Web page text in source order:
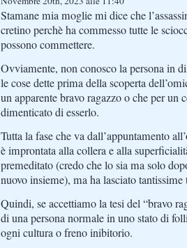
Stamane mia moglie mi dice che
cretino perchè ha commesso tutte le
possono commettere.
Ovviamente, non conosco la persona in
le cose dette prima della scoperta
un apparente bravo ragazzo o che per un
dimenticato di esserlo.
Tutta la fase che va dall’appuntamento
è improntata alla collera e alla
premeditato (credo che lo sia ma solo
nuovo insieme), ma ha lasciato tantissime
Quindi, se accettiamo la tesi del “bravo
di una persona normale in uno stato di
ogni cultura o freno inibitorio.